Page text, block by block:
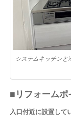
システムキッチン
■リフォームポ
入口付近に設置して